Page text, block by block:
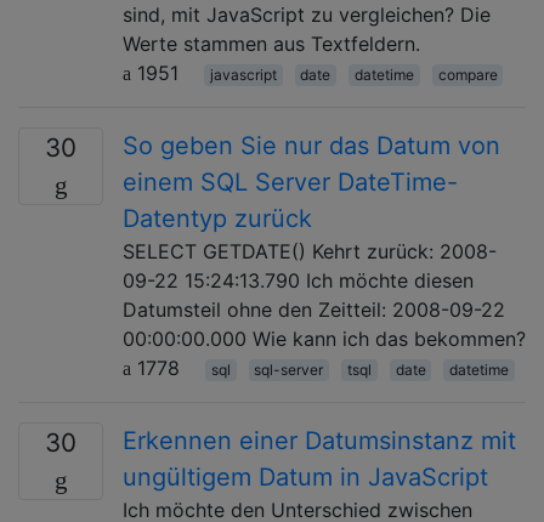
sind, mit JavaScript zu vergleichen? Die
Werte stammen aus Textfeldern.
1951
javascript date datetime compare
30
So geben Sie nur das Datum von
einem SQL Server DateTime-
Datentyp zurück
SELECT GETDATE() Kehrt zurück: 2008-
09-22 15:24:13.790 Ich möchte diesen
Datumsteil ohne den Zeitteil: 2008-09-22
00:00:00.000 Wie kann ich das bekommen?
1778
sql sql-server tsql date datetime
30
Erkennen einer Datumsinstanz mit
ungültigem Datum in JavaScript
Ich möchte den Unterschied zwischen